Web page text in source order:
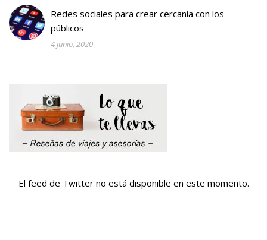
Redes sociales para crear cercanía con los
públicos
4 junio, 2020
El feed de Twitter no está disponible en este momento.